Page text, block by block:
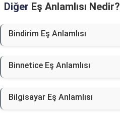
Diğer Eş Anlamlısı Nedir?
Bindirim Eş Anlamlısı
Binnetice Eş Anlamlısı
Bilgisayar Eş Anlamlısı